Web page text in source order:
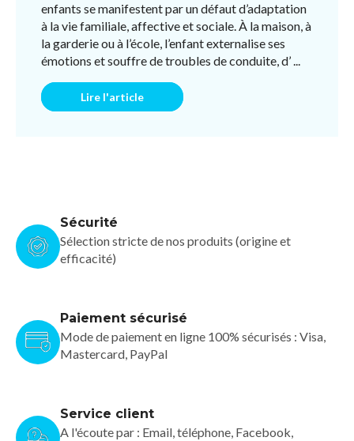
enfants se manifestent par un défaut d’adaptation
à la vie familiale, affective et sociale. À la maison, à
la garderie ou à l’école, l’enfant externalise ses
émotions et souffre de troubles de conduite, d’ ...
Lire l'article
Sécurité
Sélection stricte de nos produits (origine et
efficacité)
Paiement sécurisé
Mode de paiement en ligne 100% sécurisés : Visa,
Mastercard, PayPal
Service client
A l'écoute par : Email, téléphone, Facebook,